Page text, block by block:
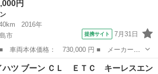
円
2016年
市
提携サイト 7月31日
名： ブーン ■ グレード名： シルク Ｓ
ナビ・フルセグＴＶ・ＤＶＤ／ＣＤ・ＥＴ
ブーン
ハツ ブーン ＣＬ ＥＴＣ キーレスエン